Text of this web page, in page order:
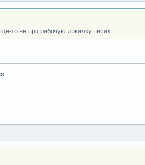
то не про рабочую локалку писал.